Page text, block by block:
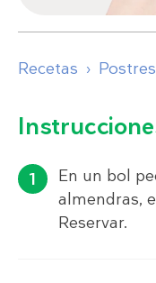
Recetas Postres
En un bol
almendras,
Reservar.